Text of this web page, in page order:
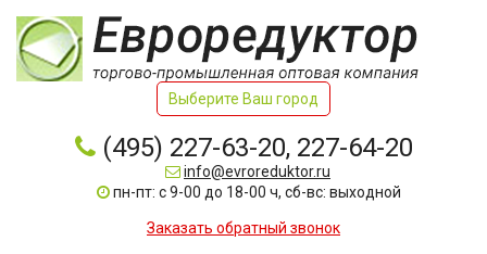
Выберите Ваш город
(495) 227-63-20, 227-64-20
info@evroreduktor.ru
пн-пт: с 9-00 до 18-00 ч, сб-вс: выходной
Заказать обратный звонок